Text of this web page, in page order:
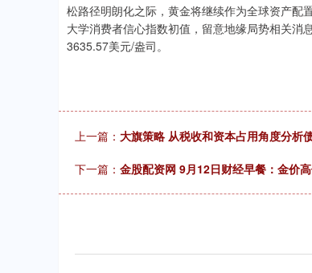
松路径明朗化之际，黄金将继续作为全球资产配
大学消费者信心指数初值，留意地缘局势相关消
3635.57美元/盎司。
上一篇： 大旗策略 从税收和资本占用角度分析
下一篇： 金股配资网 9月12日财经早餐：金价